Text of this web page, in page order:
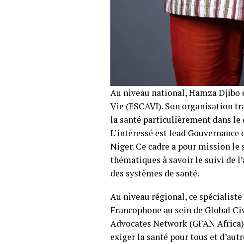
Au niveau national, Hamza Djibo
Vie (ESCAVI). Son organisation
la santé particulièrement dans le
L’intéressé est lead
Niger. Ce cadre a pour mission
thématiques à savoir le suivi de
des systèmes de santé.
Au niveau régional, ce
Francophone au sein de Global
Advocates Network (GFAN
exiger la santé pour tous et